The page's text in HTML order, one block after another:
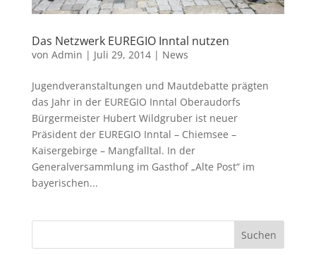
Das Netzwerk EUREGIO Inntal nutzen
von Admin | Juli 29, 2014| News
Jugendveranstaltungen und Mautdebatte prägten
das Jahr in der EUREGIO Inntal Oberaudorfs
Bürgermeister Hubert Wildgruber ist neuer
Präsident der EUREGIO Inntal – Chiemsee –
Kaisergebirge – Mangfalltal. In der
Generalversammlung im Gasthof „Alte Post“ im
bayerischen...
Suchen